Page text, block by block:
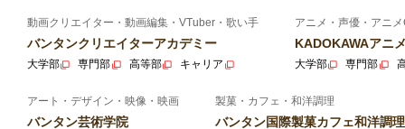
動画クリエイター・動画編集・VTuber・歌い手
バンタンクリエイターアカデミー
大学部 専門部 高等部 キャリア
アニメ・声優・アニ
KADOKAWAアニ
大学部 専門部
アート・デザイン・映像・映画
バンタン芸術学院
製菓・カフェ・和洋調理
バンタン国際製菓カフェ和洋調